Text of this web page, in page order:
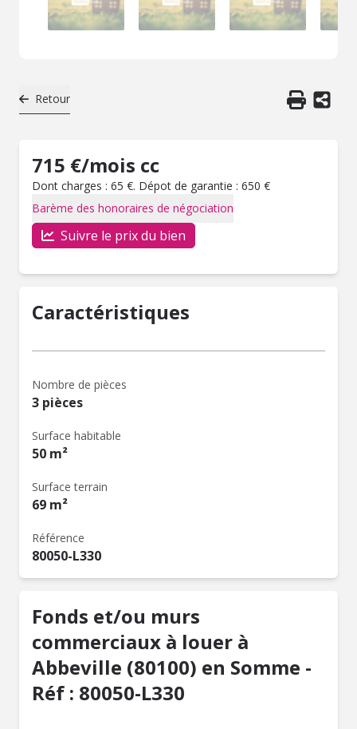
Retour
715 €/mois cc
Dont charges : 65 €. Dépot de garantie : 650 €
Barème des honoraires de négociation
Suivre le prix du bien
Caractéristiques
Nombre de pièces
3 pièces
Surface habitable
50 m²
Surface terrain
69 m²
Référence
80050-L330
Fonds et/ou murs
commerciaux à louer à
Abbeville (80100) en Somme -
Réf : 80050-L330